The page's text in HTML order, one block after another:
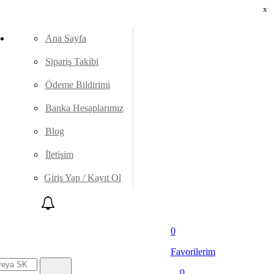
x
Ana Sayfa
Sipariş Takibi
Ödeme Bildirimi
Banka Hesaplarımız
Blog
İletişim
Giriş Yap / Kayıt Ol
0
Favorilerim